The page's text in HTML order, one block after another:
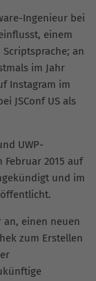
Ingenieur bei
einem
Scriptsprache; an
im Jahr
Instagram im
JSConf US als
UWP-
2015 auf
und im
an, einen neuen
zum Erstellen